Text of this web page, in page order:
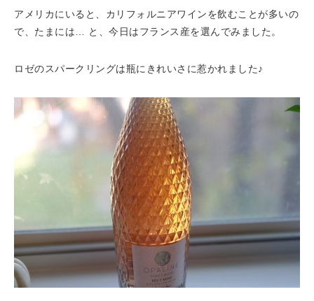
アメリカにいると、カリフォルニアワインを飲むことが多いの
で、たまには… と、今日はフランス産を選んでみました。
ロゼのスパークリングは瓶にきれいさに惹かれました♪